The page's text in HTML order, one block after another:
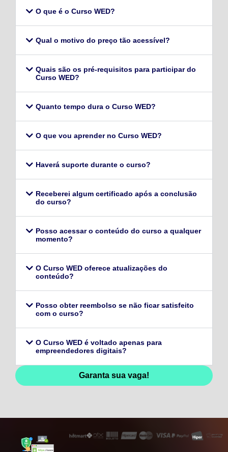
O que é o Curso WED?
Qual o motivo do preço tão acessível?
Quais são os pré-requisitos para participar do
Curso WED?
Quanto tempo dura o Curso WED?
O que vou aprender no Curso WED?
Haverá suporte durante o curso?
Receberei algum certificado após a conclusão
do curso?
Posso acessar o conteúdo do curso a qualquer
momento?
O Curso WED oferece atualizações do
conteúdo?
Posso obter reembolso se não ficar satisfeito
com o curso?
O Curso WED é voltado apenas para
empreendedores digitais?
Garanta sua vaga!